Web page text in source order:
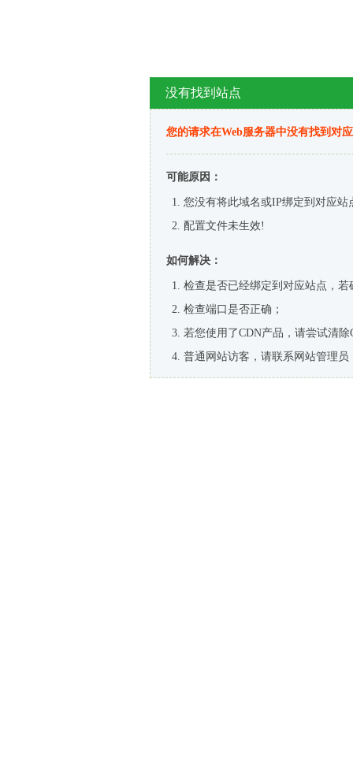
没有找到站点
您的请求在Web服务器中没有找到对
可能原因：
您没有将此域名或IP绑定到对应站
配置文件未生效!
如何解决：
检查是否已经绑定到对应站点，
检查端口是否正确；
若您使用了CDN产品，请尝试清除
普通网站访客，请联系网站管理员